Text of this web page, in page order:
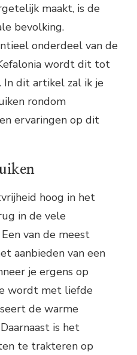
maakt, is de
bevolking.
onderdeel van de
wordt dit tot
dit artikel zal ik je
rondom
ervaringen op dit
hoog in het
in de vele
van de meest
aanbieden van een
je ergens op
wordt met liefde
de warme
is het
te trakteren op